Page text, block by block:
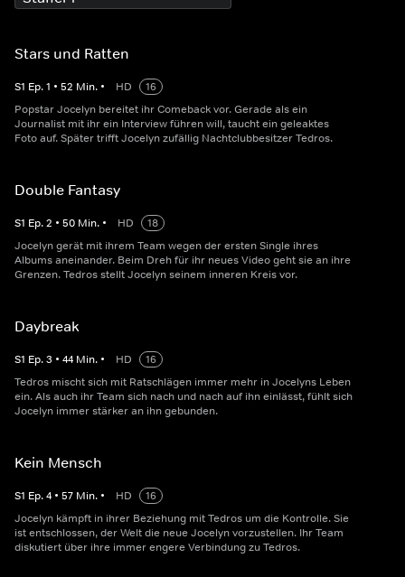
Stars und Ratten
S1 Ep.1 • 52 Min. • HD
16
Popstar Jocelyn bereitet ihr Comeback vor. Gerade als ein
Journalist mit ihr ein Interview führen will, taucht ein geleaktes
Foto auf. Später trifft Jocelyn zufällig Nachtclubbesitzer Tedros.
Double Fantasy
S1 Ep.2 • 50 Min. • HD
18
Jocelyn gerät mit ihrem Team wegen der ersten Single ihres
Albums aneinander. Beim Dreh für ihr neues Video geht sie an ihre
Grenzen. Tedros stellt Jocelyn seinem inneren Kreis vor.
Daybreak
S1 Ep.3 • 44 Min. • HD
16
Tedros mischt sich mit Ratschlägen immer mehr in Jocelyns Leben
ein. Als auch ihr Team sich nach und nach auf ihn einlässt, fühlt sich
Jocelyn immer stärker an ihn gebunden.
Kein Mensch
S1 Ep.4 • 57 Min. • HD
16
Jocelyn kämpft in ihrer Beziehung mit Tedros um die Kontrolle. Sie
ist entschlossen, der Welt die neue Jocelyn vorzustellen. Ihr Team
diskutiert über ihre immer engere Verbindung zu Tedros.